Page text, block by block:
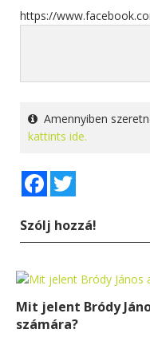
https://
Amennyiben
kattints ide.
Facebook
Szólj hozzá!
Mit jelent Bródy
számára?